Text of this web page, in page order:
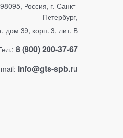
Россия, г. Санкт-
Петербург,
дом 39, корп. 3, лит. В
8 (800) 200-37-67
info@gts-spb.ru